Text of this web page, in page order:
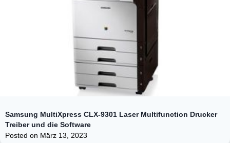
Samsung MultiXpress CLX-9301 Laser Multifunction Drucker
Treiber und die Software
Posted on März 13, 2023